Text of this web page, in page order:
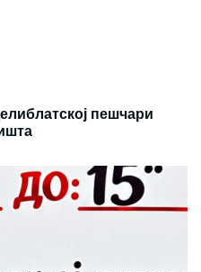
пешчари